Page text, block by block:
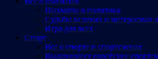
Шахматы и политика
Судьбы великих и интересных
Игра для всех
Спорт
Все о спорте и спортсменах
Выдающиеся еврейские